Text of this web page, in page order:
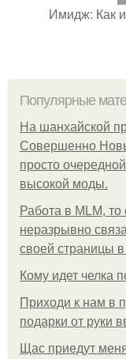
Имидж: Как
Популярные
На шанхайской
Совершенно
просто
высокой моды.
Работа в MLM,
неразрывно
своей страницы в
Кому идет челка
Приходи к нам в
подарки от руки
Щас приедут